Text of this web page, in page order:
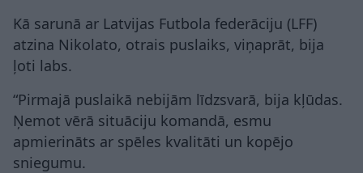
Kā sarunā ar Latvijas Futbola federāciju (LFF)
atzina Nikolato, otrais puslaiks, viņaprāt, bija
ļoti labs.
“Pirmajā puslaikā nebijām līdzsvarā, bija kļūdas.
Ņemot vērā situāciju komandā, esmu
apmierināts ar spēles kvalitāti un kopējo
sniegumu.